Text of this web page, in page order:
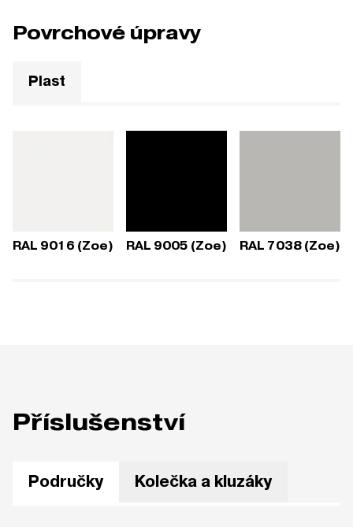
Povrchové úpravy
Plast
RAL 9016 (Zoe) RAL 9005 (Zoe) RAL 7038 (Zoe)
Příslušenství
Područky Kolečka a kluzáky